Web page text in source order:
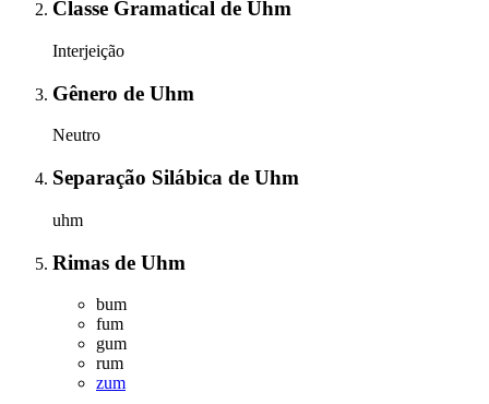
Classe Gramatical de Uhm
Interjeição
Gênero de Uhm
Neutro
Separação Silábica de Uhm
uhm
Rimas de Uhm
bum
fum
gum
rum
zum